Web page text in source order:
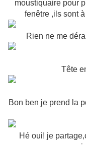
moustiquaire pour
fenêtre ,ils sont
Rien ne me
Tête
Bon ben je prend la
Hé oui! je